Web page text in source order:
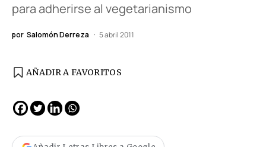
para adherirse al vegetarianismo
por Salomón Derreza 5 abril 2011
AÑADIR A FAVORITOS